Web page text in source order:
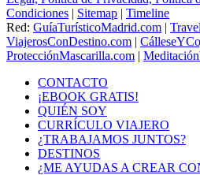
Condiciones | Sitemap | Timeline
Red: GuíaTurísticoMadrid.com |
ViajerosConDestino.com |
ProtecciónMascarilla.com |
CONTACTO
¡EBOOK GRATIS!
QUIÉN SOY
CURRÍCULO VIAJERO
¿TRABAJAMOS JUNTOS?
DESTINOS
¿ME AYUDAS A CREAR